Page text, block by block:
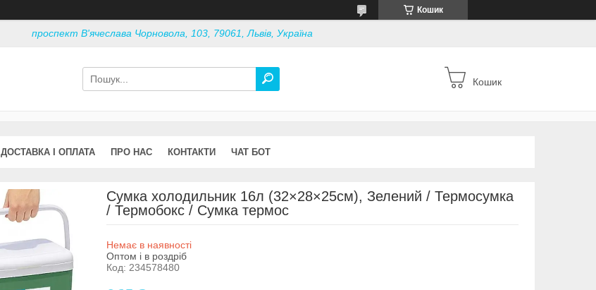
Кошик
проспект В'ячеслава Чорновола, 103, 79061, Львів, Україна
Кошик
ДОСТАВКА І ОПЛАТА ПРО НАС КОНТАКТИ ЧАТ БОТ
Сумка холодильник 16л (32×28×25см), Зелений / Термосумка
/ Термобокс / Сумка термос
Немає в наявності
Оптом і в роздріб
Код: 234578480